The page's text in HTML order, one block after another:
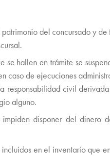
del concursado y de
hallen en trámite se
caso de ejecuciones
responsabilidad civil
alguno.
disponer del dinero
en el inventario que